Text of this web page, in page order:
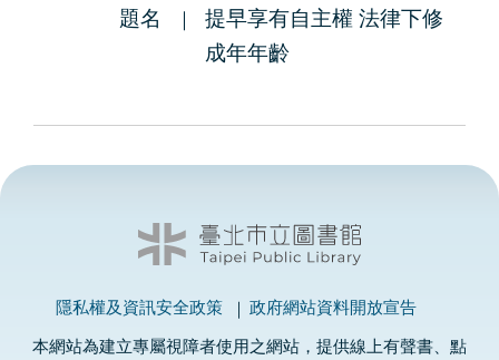
題名
提早享有自主權 法律下修
成年年齡
隱私權及資訊安全政策 政府網站資料開放宣告
本網站為建立專屬視障者使用之網站，提供線上有聲書、點